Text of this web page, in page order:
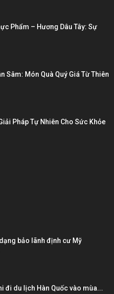
Phẩm – Hương Dâu Tây: Sự
Sâm: Món Quà Quý Giá Từ Thiên
Pháp Tự Nhiên Cho Sức Khỏe
bảo lãnh định cư Mỹ
đi du lịch Hàn Quốc vào mùa...